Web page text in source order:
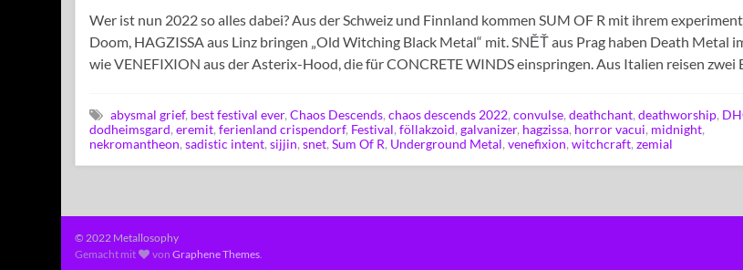
Wer ist nun 2022 so alles dabei? Aus der Schweiz und Finnland kommen SUM OF R mit ihrem
Doom, HAGZISSA aus Linz bringen „Old Witching Black Metal“ mit. SNĚŤ aus Prag haben Death Metal
wie VENEFIXION aus der Asterix-Hood, die für CONCRETE WINDS einspringen. Aus Italien reisen zwei
abysmal grief, best festival ever, Chaos Descends, chaos descends 2022, convulse, deathchant, deathworship,
dodheimsgard, eremit, ferienland crispendorf, Festival, föllakzoid, galvanizer, hagzissa, horror vacui, midnight,
nekromantheon, sadistic intent, sijjin, snet, Sum Of R, Underground Metal, venefixion, witchcraft, zemial
© 2022 Metallosophy
Gemacht mit
vonGraphene Themes.